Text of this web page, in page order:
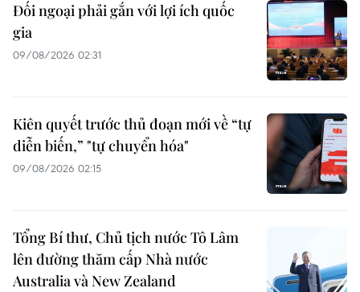
Đối ngoại phải gắn với lợi ích quốc
gia
09/08/2026 02:31
Kiên quyết trước thủ đoạn mới về “tự
diễn biến,” "tự chuyển hóa"
09/08/2026 02:15
Tổng Bí thư, Chủ tịch nước Tô Lâm
lên đường thăm cấp Nhà nước
Australia và New Zealand